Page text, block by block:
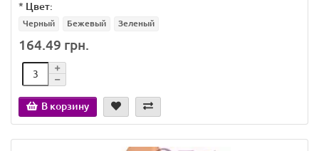
* Цвет:
Черный Бежевый Зеленый
164.49 грн.
В корзину